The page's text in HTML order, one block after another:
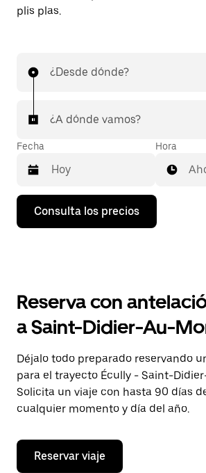
plis plas.
¿Desde dónde?
¿A dónde vamos?
Fecha
Pulsa
flecha
calendario
seleccionar
fecha.
Pulsa
el
botón
de
escape
cerrar
calendario.
Hora
Consulta los precios
Reserva con
a Saint-Didier-Au-
Déjalo todo preparado reservando
para el trayecto Écully - Saint-
Solicita un viaje con hasta 90 días
cualquier momento y día del año.
Reservar viaje